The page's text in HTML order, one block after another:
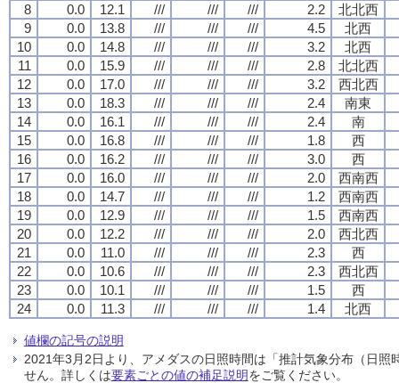
8
0.0 12.1 /// /// /// 2.2
北北西
9
0.0 13.8 /// /// /// 4.5
北西
10
0.0 14.8 /// /// /// 3.2
北西
11
0.0 15.9 /// /// /// 2.8
北北西
12
0.0 17.0 /// /// /// 3.2
西北西
13
0.0 18.3 /// /// /// 2.4
南東
14
0.0 16.1 /// /// /// 2.4
南
15
0.0 16.8 /// /// /// 1.8
西
16
0.0 16.2 /// /// /// 3.0
西
17
0.0 16.0 /// /// /// 2.0
西南西
18
0.0 14.7 /// /// /// 1.2
西南西
19
0.0 12.9 /// /// /// 1.5
西南西
20
0.0 12.2 /// /// /// 2.0
西北西
21
0.0 11.0 /// /// /// 2.3
西
22
0.0 10.6 /// /// /// 2.3
西北西
23
0.0 10.1 /// /// /// 1.5
西
24
0.0 11.3 /// /// /// 1.4 北西
値欄の記号の説明
2021年3月2日より、アメダスの日照時間は「推計気象分布（日
せん。詳しくは要素ごとの値の補足説明をご覧ください。